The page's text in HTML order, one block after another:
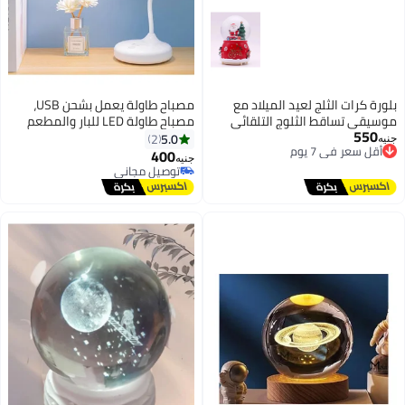
بلورة كرات الثلج لعيد الميلاد مع
موسيقى تساقط الثلوج التلقائي
ارتفاع 20 سم ارتفاع و12 سم عرض
جنيه550
أقل سعر في 7 يوم
توصيل مجاني
أقل سعر في 7 يوم
مصباح طاولة يعمل بشحن USB،
مصباح طاولة LED للبار والمطعم
لغرفة النوم (ابيض)
5.0
2
جنيه400
توصيل مجاني
توصيل مجاني